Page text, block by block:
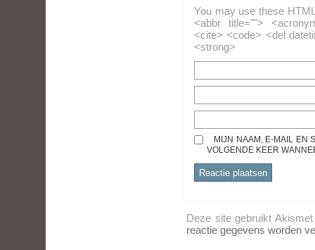
You may use these
<abbr title="">
<cite> <code> <del
<strong>
MIJN NAAM, E-MAIL EN
VOLGENDE KEER
Deze site gebruikt
reactie gegevens worden